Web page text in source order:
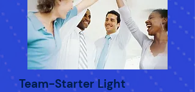
Team-Starter Light